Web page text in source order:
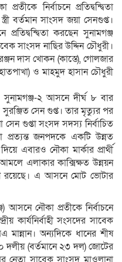
নির্বাচনে প্রতিদ্বন্দ্বিতা
বর্তমান সাংসদ জয়া সেনগুপ্ত।
প্রতিদ্বন্দ্বিতা করছেন সুনামগঞ্জ
সাংসদ নাছির উদ্দিন চৌধুরী।
দাস খোকন (কাস্তে), গোলজার
ও মাহমুদ হাসান চৌধুরী
২ আসনে দীর্ঘ ৮ বার
সুরঞ্জিত সেন গুপ্ত। তার মৃত্যুর পর
সেন গুপ্তা সংসদ সদস্য নির্বাচিত
প্রত্যন্ত জনপদকে একটি উন্নত
এবারও নৌকা মার্কার প্রার্থী
এলাকার কাক্সিক্ষত উন্নয়ন
রয়েছে। এ আসনে মোট ভোটার
আসনে নৌকা প্রতীকে নির্বাচনে
কার্যনির্বাহী সংসদের সাবেক
মান্নান। অন্যদিকে ধানের শীষ
২০ দলীয় (বর্তমানে ২৩ দল) জোটের